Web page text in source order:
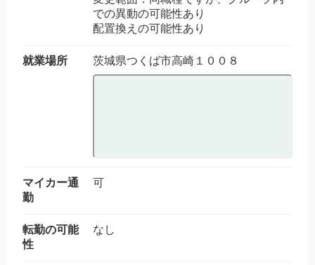
での異動の可能性あり
配置換えの可能性あり
就業場所 茨城県つくば市高崎１００８
マイカー通
勤
可
転勤の可能
性
なし